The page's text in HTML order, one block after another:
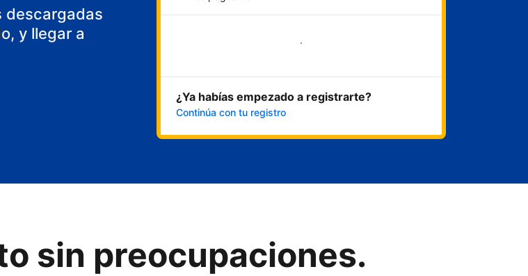
descargadas
y llegar a
Empieza ahora
¿Ya habías empezado a registrarte?
Continúa con tu registro
sin preocupaciones.